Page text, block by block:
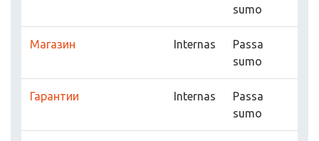
sumo
Магазин Internas
Passa
sumo
Гарантии Internas
Passa
sumo